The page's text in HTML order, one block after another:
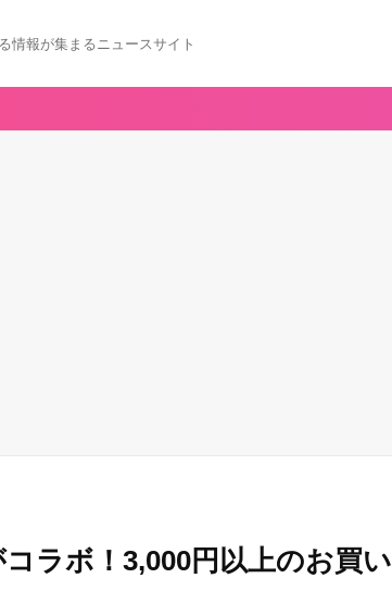
情報が集まるニュースサイト
ラボ！3,000円以上のお買い